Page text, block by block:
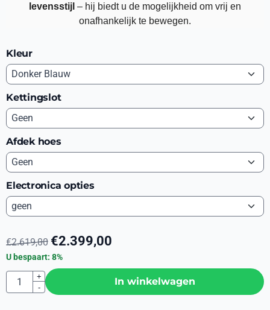
levensstijl – hij biedt u de mogelijkheid om vrij en
onafhankelijk te bewegen.
Kleur
Kettingslot
Afdek hoes
Electronica opties
€2.619,00 €2.399,00
U bespaart: 8%
Aantal
+
-
In winkelwagen